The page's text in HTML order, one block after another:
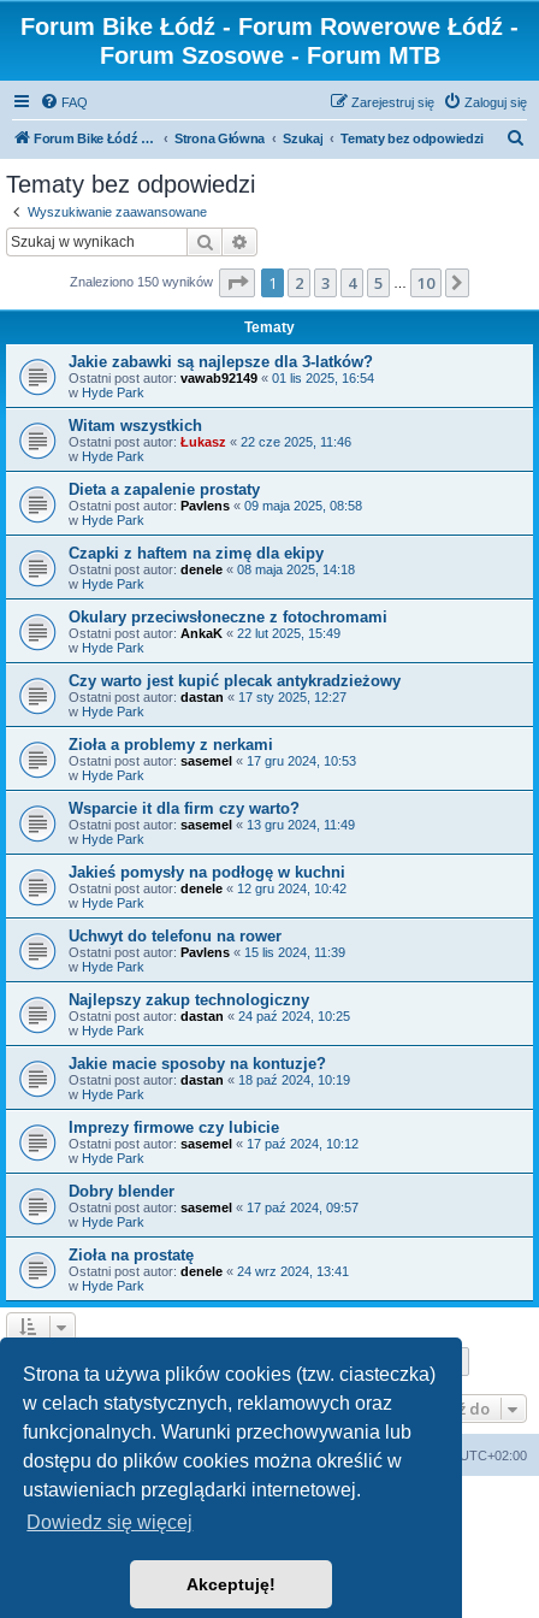
Strona ta używa plików cookies (tzw. ciasteczka)
w celach statystycznych, reklamowych oraz
funkcjonalnych. Warunki przechowywania lub
dostępu do plików cookies można określić w
ustawieniach przeglądarki internetowej.
Dowiedz się więcej
Akceptuję!
Forum Bike Łódź - Forum Rowerowe Łódź -
Forum Szosowe - Forum MTB
FAQ Zaloguj się
Zarejestruj się
Forum Bike Łódź - Forum Rowerowe Łódź - Forum Szosowe - Forum MTB Strona Główna Szukaj Tematy bez odpowiedzi
Tematy bez odpowiedzi
Wyszukiwanie zaawansowane
Szukaj
Znaleziono 150 wyników Strona z10
1 2 3 4 5 10
Tematy
Jakie zabawki są najlepsze dla 3-latków?
Ostatni post autor: vawab92149 « 01 lis 2025, 16:54
w Hyde Park
Witam wszystkich
Ostatni post autor: Łukasz « 22 cze 2025, 11:46
w Hyde Park
Dieta a zapalenie prostaty
Ostatni post autor: Pavlens « 09 maja 2025, 08:58
w Hyde Park
Czapki z haftem na zimę dla ekipy
Ostatni post autor: denele « 08 maja 2025, 14:18
w Hyde Park
Okulary przeciwsłoneczne z fotochromami
Ostatni post autor: AnkaK « 22 lut 2025, 15:49
w Hyde Park
Czy warto jest kupić plecak antykradzieżowy
Ostatni post autor: dastan « 17 sty 2025, 12:27
w Hyde Park
Zioła a problemy z nerkami
Ostatni post autor: sasemel « 17 gru 2024, 10:53
w Hyde Park
Wsparcie it dla firm czy warto?
Ostatni post autor: sasemel « 13 gru 2024, 11:49
w Hyde Park
Jakieś pomysły na podłogę w kuchni
Ostatni post autor: denele « 12 gru 2024, 10:42
w Hyde Park
Uchwyt do telefonu na rower
Ostatni post autor: Pavlens « 15 lis 2024, 11:39
w Hyde Park
Najlepszy zakup technologiczny
Ostatni post autor: dastan « 24 paź 2024, 10:25
w Hyde Park
Jakie macie sposoby na kontuzje?
Ostatni post autor: dastan « 18 paź 2024, 10:19
w Hyde Park
Imprezy firmowe czy lubicie
Ostatni post autor: sasemel « 17 paź 2024, 10:12
w Hyde Park
Dobry blender
Ostatni post autor: sasemel « 17 paź 2024, 09:57
w Hyde Park
Zioła na prostatę
Ostatni post autor: denele « 24 wrz 2024, 13:41
w Hyde Park
Przejdź do
Forum Bike Łódź - Forum Rowerowe Łódź - Forum Szosowe - Forum MTB Strona Główna Strefa czasowa UTC+02:00
Linki partnerskie: strony www lodz Fotografia Analogowa
Technologię dostarczaphpBB® Forum Software © phpBB Limited
Polski pakiet językowy dostarcza